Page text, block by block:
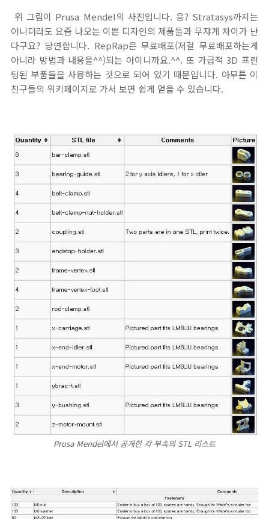
위 그림이 Prusa Mendel의 사진입니다. 응? Stratasys까지는
아니더라도 요즘 나오는 이쁜 디자인의 제품들과 무쟈게 차이가 난
다구요? 당연합니다. RepRap은 무료배포(저걸 무료배포하는게
아니라 방법과 내용을^^)되는 아이니까요.^^. 또 가급적 3D 프린
팅된 부품들을 사용하는 것으로 되어 있기 때문입니다. 아무튼 이
친구들의 위키페이지로 가서 보면 쉽게 얻을 수 있습니다.
Prusa Mendel에서 공개한 각 부속의 STL 리스트